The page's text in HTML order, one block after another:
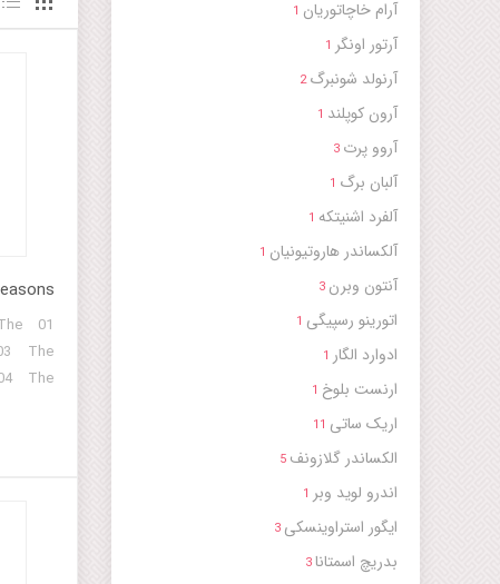
آرام خاچاتوریان
آرتور اونگر
آرنولد شونبرگ2
آرون کوپلند
آروو پرت
آلبان برگ
آلفرد اشنیتکه
آلکساندر هاروتیونیان
آنتون وبرن
اتورینو رسپیگی
ادوارد الگار
ارنست بلوخ
اریک ساتی
الکساندر گلازونف
اندرو لوید وبر
ایگور استراوینسکی
بدریچ اسمتانا
The
The
for
07
for
Part
For